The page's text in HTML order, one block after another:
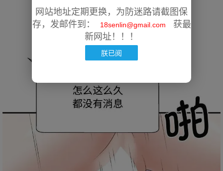
网站地址定期更换，为防迷路请截图保
存，发邮件到：
18senlin@gmail.com
获最
新网址！！！
朕已阅